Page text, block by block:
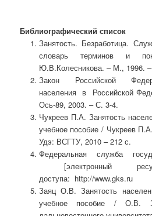
Библиографический список
Занятость. Безработица.
словарь терминов и
Ю.В.Колесникова. – М., 1996.
Закон Российской
населения в Российской
Ось-89, 2003. – С. 3-4.
Чукреев П.А. Занятость
учебное пособие / Чукреев
Удэ: ВСГТУ, 2010 – 212 с.
Федеральная служба
[электронный
доступа: http://www.gks.ru
Заяц О.В. Занятость
учебное пособие / О.В.